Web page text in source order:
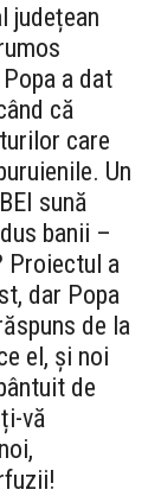
județean
a dat
că
care
Un
sună
banii –
Proiectul a
dar Popa
de la
el, și noi
de
vă